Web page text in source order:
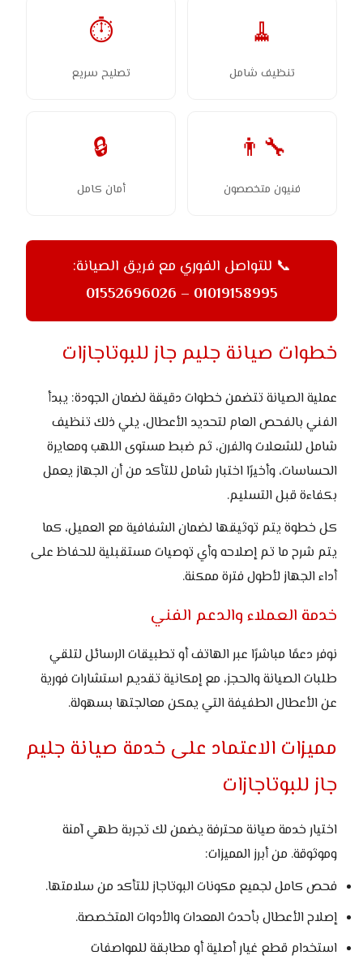
🧹
تنظيف شامل
⏱
تصليح سريع
👨‍🔧
فنيون متخصصون
🔒
أمان كامل
📞 للتواصل الفوري مع فريق الصيانة:
01019158995 – 01552696026
خطوات صيانة جليم جاز للبوتاجازات
عملية الصيانة تتضمن خطوات دقيقة لضمان الجودة: يبدأ
الفني بالفحص العام لتحديد الأعطال، يلي ذلك تنظيف
شامل للشعلات والفرن، ثم ضبط مستوى اللهب ومعايرة
الحساسات، وأخيرًا اختبار شامل للتأكد من أن الجهاز يعمل
بكفاءة قبل التسليم.
كل خطوة يتم توثيقها لضمان الشفافية مع العميل، كما
يتم شرح ما تم إصلاحه وأي توصيات مستقبلية للحفاظ على
أداء الجهاز لأطول فترة ممكنة.
خدمة العملاء والدعم الفني
نوفر دعمًا مباشرًا عبر الهاتف أو تطبيقات الرسائل لتلقي
طلبات الصيانة والحجز، مع إمكانية تقديم استشارات فورية
عن الأعطال الطفيفة التي يمكن معالجتها بسهولة.
مميزات الاعتماد على خدمة صيانة جليم
جاز للبوتاجازات
اختيار خدمة صيانة محترفة يضمن لك تجربة طهي آمنة
وموثوقة. من أبرز المميزات:
فحص كامل لجميع مكونات البوتاجاز للتأكد من سلامتها.
إصلاح الأعطال بأحدث المعدات والأدوات المتخصصة.
استخدام قطع غيار أصلية أو مطابقة للمواصفات